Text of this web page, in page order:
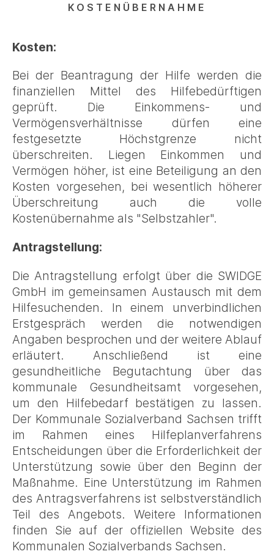
KOSTENÜBERNAHME
Kosten:
Bei der Beantragung der Hilfe werden die
finanziellen Mittel des Hilfebedürftigen
geprüft. Die Einkommens- und
Vermögensverhältnisse dürfen eine
festgesetzte Höchstgrenze nicht
überschreiten. Liegen Einkommen und
Vermögen höher, ist eine Beteiligung an den
Kosten vorgesehen, bei wesentlich höherer
Überschreitung auch die volle
Kostenübernahme als "Selbstzahler".
Antragstellung:
Die Antragstellung erfolgt über die SWIDGE
GmbH im gemeinsamen Austausch mit dem
Hilfesuchenden. In einem unverbindlichen
Erstgespräch werden die notwendigen
Angaben besprochen und der weitere Ablauf
erläutert. Anschließend ist eine
gesundheitliche Begutachtung über das
kommunale Gesundheitsamt vorgesehen,
um den Hilfebedarf bestätigen zu lassen.
Der Kommunale Sozialverband Sachsen trifft
im Rahmen eines Hilfeplanverfahrens
Entscheidungen über die Erforderlichkeit der
Unterstützung sowie über den Beginn der
Maßnahme. Eine Unterstützung im Rahmen
des Antragsverfahrens ist selbstverständlich
Teil des Angebots. Weitere Informationen
finden Sie auf der offiziellen Website des
Kommunalen Sozialverbands Sachsen.